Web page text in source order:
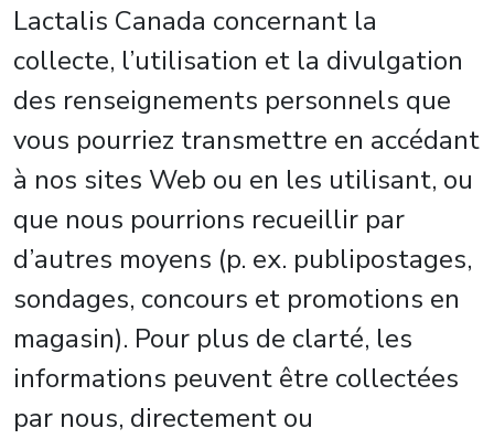
Lactalis Canada concernant la
collecte, l’utilisation et la divulgation
des renseignements personnels que
vous pourriez transmettre en accédant
à nos sites Web ou en les utilisant, ou
que nous pourrions recueillir par
d’autres moyens (p. ex. publipostages,
sondages, concours et promotions en
magasin). Pour plus de clarté, les
informations peuvent être collectées
par nous, directement ou